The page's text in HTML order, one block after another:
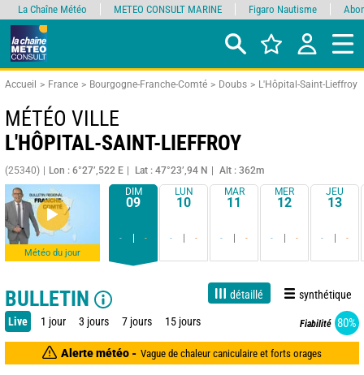
Accueil France Bourgogne-Franche-Comté Doubs L'Hôpital-Saint-Lieffroy
MÉTÉO VILLE
L'HÔPITAL-SAINT-LIEFFROY
(25340) Lon : 6°27’,522 E Lat : 47°23’,94 N Alt : 362m
Météo du jour
DIM
09
- -
LUN
10
- -
MAR
11
- -
MER
12
- -
JEU
13
- -
BULLETIN détaillé synthétique
Live 1 jour 3 jours 7 jours 15 jours Fiabilité 80%
Alerte météo - Vague de chaleur caniculaire et forts orages
La Chaîne Météo METEO CONSULT MARINE Figaro Nautisme